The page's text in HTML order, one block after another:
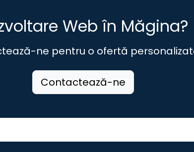
Web în Măgina?
ne pentru o ofertă
Contactează-ne